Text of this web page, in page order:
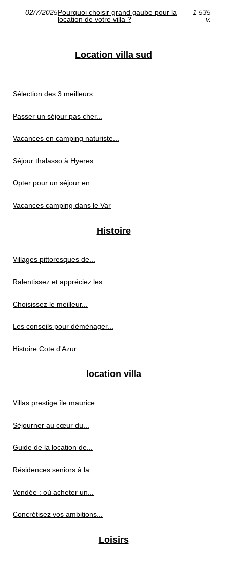
02/7/2025Pourquoi choisir grand gaube pour la
location de votre villa ?
1 535
v.
Location villa sud
Sélection des 3 meilleurs...
Passer un séjour pas cher...
Vacances en camping naturiste...
Séjour thalasso à Hyeres
Opter pour un séjour en...
Vacances camping dans le Var
Histoire
Villages pittoresques de...
Ralentissez et appréciez les...
Choisissez le meilleur...
Les conseils pour déménager...
Histoire Cote d'Azur
location villa
Villas prestige île maurice...
Séjourner au cœur du...
Guide de la location de...
Résidences seniors à la...
Vendée : où acheter un...
Concrétisez vos ambitions...
Loisirs